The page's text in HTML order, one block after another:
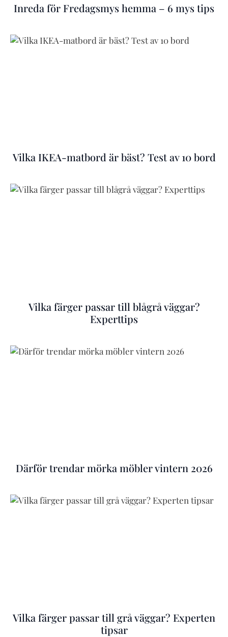
Inreda för Fredagsmys hemma – 6 mys tips
Vilka IKEA-matbord är bäst? Test av 10 bord
Vilka färger passar till blågrå väggar?
Experttips
Därför trendar mörka möbler vintern 2026
Vilka färger passar till grå väggar? Experten
tipsar